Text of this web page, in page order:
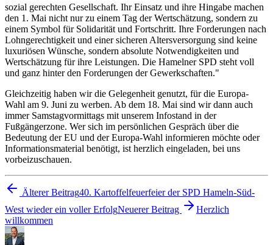
sozial gerechten Gesellschaft. Ihr Einsatz und ihre Hingabe machen
den 1. Mai nicht nur zu einem Tag der Wertschätzung, sondern zu
einem Symbol für Solidarität und Fortschritt. Ihre Forderungen nach
Lohngerechtigkeit und einer sicheren Altersversorgung sind keine
luxuriösen Wünsche, sondern absolute Notwendigkeiten und
Wertschätzung für ihre Leistungen. Die Hamelner SPD steht voll
und ganz hinter den Forderungen der Gewerkschaften."
Gleichzeitig haben wir die Gelegenheit genutzt, für die Europa-
Wahl am 9. Juni zu werben. Ab dem 18. Mai sind wir dann auch
immer Samstagvormittags mit unserem Infostand in der
Fußgängerzone. Wer sich im persönlichen Gespräch über die
Bedeutung der EU und der Europa-Wahl informieren möchte oder
Informationsmaterial benötigt, ist herzlich eingeladen, bei uns
vorbeizuschauen.
Älterer Beitrag40. Kartoffelfeuerfeier der SPD Hameln-Süd-
West wieder ein voller ErfolgNeuerer Beitrag
Herzlich
willkommen